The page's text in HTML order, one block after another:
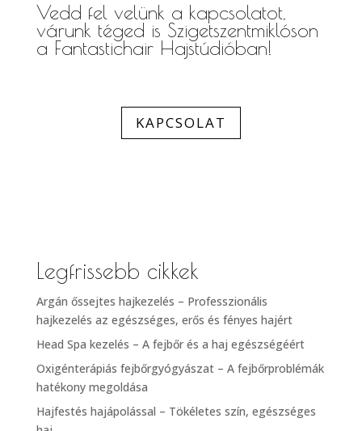
Vedd fel velünk a kapcsolatot,
várunk téged is Szigetszentmiklóson
a Fantastichair Hajstúdióban!
KAPCSOLAT
Legfrissebb cikkek
Argán őssejtes hajkezelés – Professzionális
hajkezelés az egészséges, erős és fényes hajért
Head Spa kezelés – A fejbőr és a haj egészségéért
Oxigénterápiás fejbőrgyógyászat – A fejbőrproblémák
hatékony megoldása
Hajfestés hajápolással – Tökéletes szín, egészséges